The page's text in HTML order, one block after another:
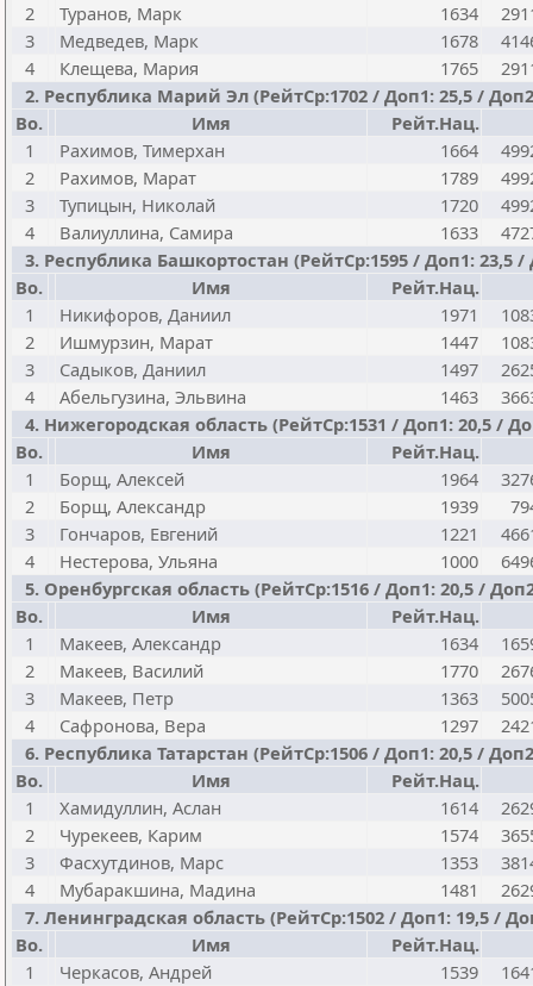
2
Туранов, Марк 1634
3
Медведев, Марк 1678
4
Клещева, Мария 1765
2. Республика Марий Эл (РейтСр:1702 / Доп1: 25,5 /
Bo.
Имя Рейт.Нац.
1
Рахимов, Тимерхан 1664
2
Рахимов, Марат 1789
3
Тупицын, Николай 1720
4
Валиуллина, Самира 1633
3. Республика Башкортостан (РейтСр:1595 / Доп1: 23,5 /
Bo.
Имя Рейт.Нац.
1
Никифоров, Даниил 1971
2
Ишмурзин, Марат 1447
3
Садыков, Даниил 1497
4
Абельгузина, Эльвина 1463
4. Нижегородская область (РейтСр:1531 / Доп1: 20,5 /
Bo.
Имя Рейт.Нац.
1
Борщ, Алексей 1964
2
Борщ, Александр 1939
3
Гончаров, Евгений 1221
4
Нестерова, Ульяна 1000
5. Оренбургская область (РейтСр:1516 / Доп1: 20,5 /
Bo.
Имя Рейт.Нац.
1
Макеев, Александр 1634
2
Макеев, Василий 1770
3
Макеев, Петр 1363
4
Сафронова, Вера 1297
6. Республика Татарстан (РейтСр:1506 / Доп1: 20,5 /
Bo.
Имя Рейт.Нац.
1
Хамидуллин, Аслан 1614
2
Чурекеев, Карим 1574
3
Фасхутдинов, Марс 1353
4
Мубаракшина, Мадина 1481
7. Ленинградская область (РейтСр:1502 / Доп1: 19,5 /
Bo.
Имя Рейт.Нац.
1
Черкасов, Андрей 1539